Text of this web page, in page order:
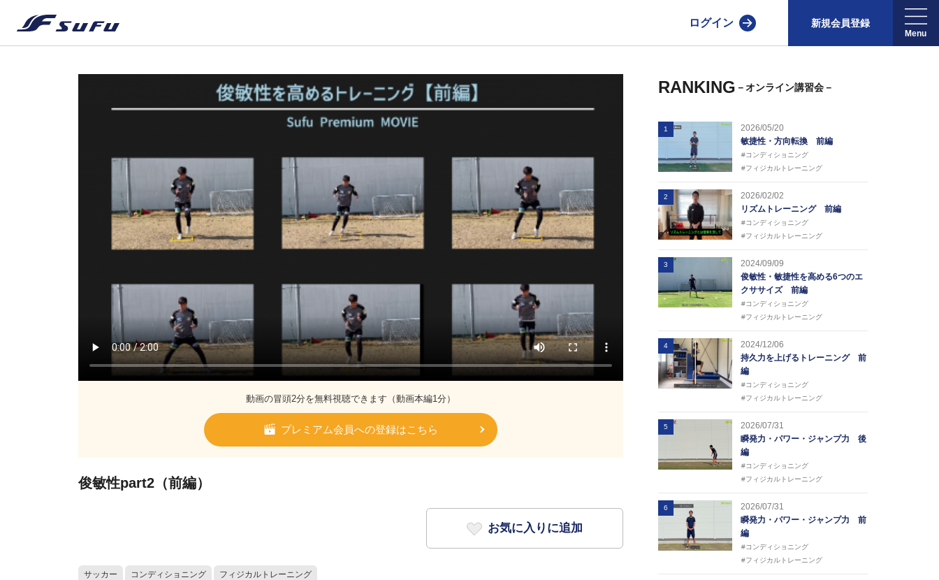
ログイン 新規会員登録
動画の冒頭2分を無料視聴できます（動画本編1分）
プレミアム会員への登録はこちら
俊敏性part2（前編）
お気に入りに追加
サッカー コンディショニング フィジカルトレーニング
RANKING －オンライン講習会－
1
2026/05/20
敏捷性・方向転換 前編
#コンディショニング
#フィジカルトレーニング
2
2026/02/02
リズムトレーニング 前編
#コンディショニング
#フィジカルトレーニング
3
2024/09/09
俊敏性・敏捷性を高める6つのエ
クササイズ 前編
#コンディショニング
#フィジカルトレーニング
4
2024/12/06
持久力を上げるトレーニング 前
編
#コンディショニング
#フィジカルトレーニング
5
2026/07/31
瞬発力・パワー・ジャンプ力 後
編
#コンディショニング
#フィジカルトレーニング
6
2026/07/31
瞬発力・パワー・ジャンプ力 前
編
#コンディショニング
#フィジカルトレーニング